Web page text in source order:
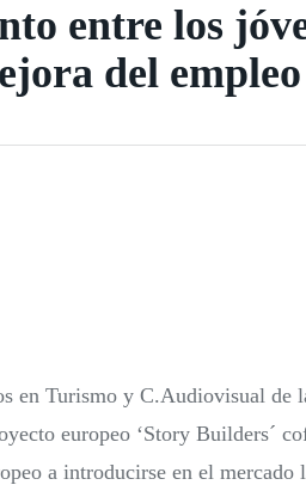
entre los
del empleo
en Turismo y C.Audiovisual
europeo ‘Story Builders´
a introducirse en el mercado